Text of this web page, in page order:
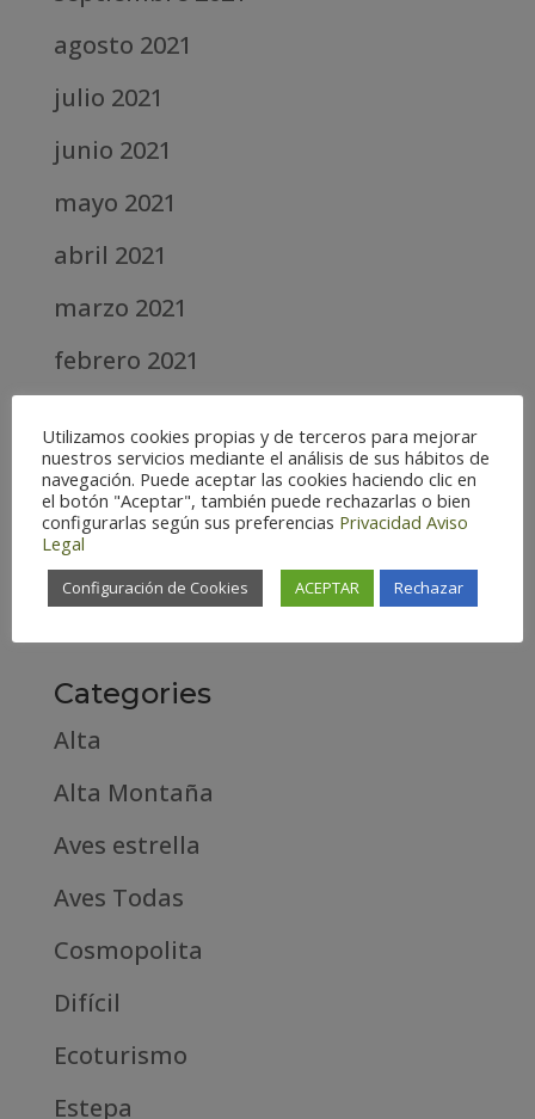
agosto 2021
julio 2021
junio 2021
mayo 2021
abril 2021
marzo 2021
febrero 2021
abril 2020
marzo 2020
febrero 2019
Categories
Alta
Alta Montaña
Aves estrella
Aves Todas
Cosmopolita
Difícil
Ecoturismo
Estepa
Utilizamos cookies propias y de terceros para mejorar
nuestros servicios mediante el análisis de sus hábitos de
navegación. Puede aceptar las cookies haciendo clic en
el botón "Aceptar", también puede rechazarlas o bien
configurarlas según sus preferencias Privacidad Aviso
Legal
Configuración de Cookies ACEPTAR Rechazar